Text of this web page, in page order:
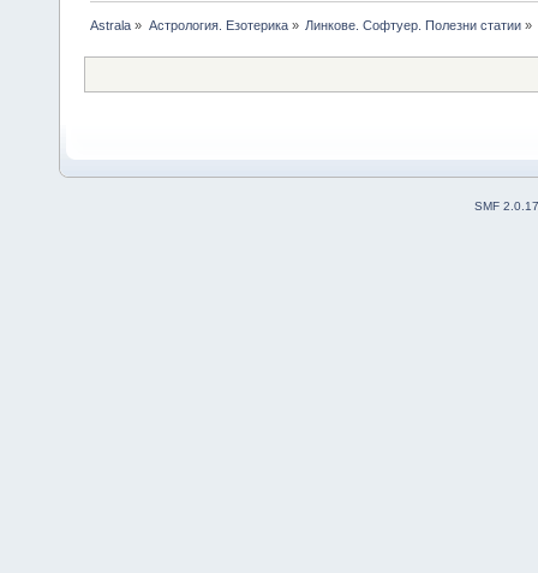
Astrala » Астрология. Езотерика» Линкове. Софтуер. Полезни статии»
SMF 2.0.17